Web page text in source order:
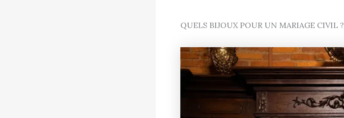
QUELS BIJOUX POUR UN MARIAGE CIVIL ?